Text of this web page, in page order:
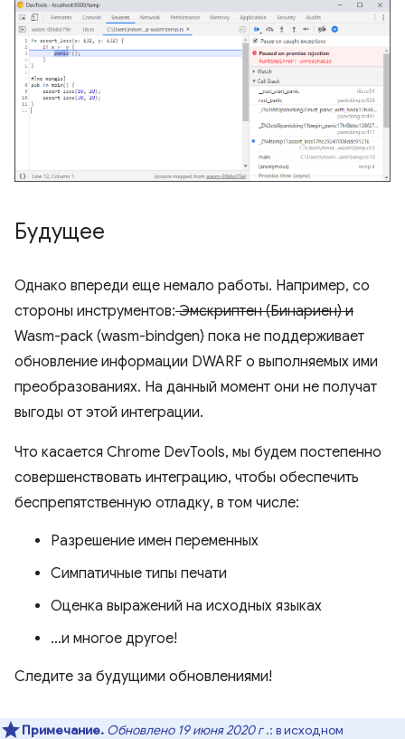
Будущее
Однако впереди еще немало работы. Например, со
стороны инструментов:Эмскриптен (Бинариен) и
Wasm-pack (wasm-bindgen) пока не поддерживает
обновление информации DWARF о выполняемых ими
преобразованиях. На данный момент они не получат
выгоды от этой интеграции.
Что касается Chrome DevTools, мы будем постепенно
совершенствовать интеграцию, чтобы обеспечить
беспрепятственную отладку, в том числе:
Разрешение имен переменных
Симпатичные типы печати
Оценка выражений на исходных языках
…и многое другое!
Следите за будущими обновлениями!
Примечание. Обновлено 19 июня 2020 г.: в исходном